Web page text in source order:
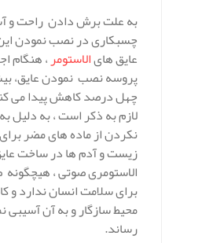
به علت برش دادن راحت و
چسبکاری در نصب نمودن
عایق هایالاستومر، هنگام
پروسه نصب نمودن عایق،
چهل درصد کاهش پیدا می
لازم به ذکر است ، به دلیل
نکردن از ماده های مضر
زیست و آدم ها در ساخت
الاستومری صوتی ،
برای سلامت انسان ندارد و
محیط سازگار و به آن آسیبی
رساند.